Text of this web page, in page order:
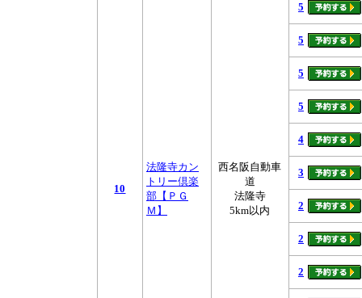
10
法隆寺カン
トリー倶楽
部【ＰＧ
Ｍ】
西名阪自動車
道
法隆寺
5km以内
5
5
5
5
4
3
2
2
2